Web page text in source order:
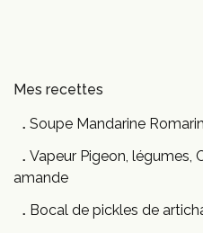
Mes recettes
Soupe Mandarine Romarin
Vapeur Pigeon, légumes,
amande
Bocal de pickles de